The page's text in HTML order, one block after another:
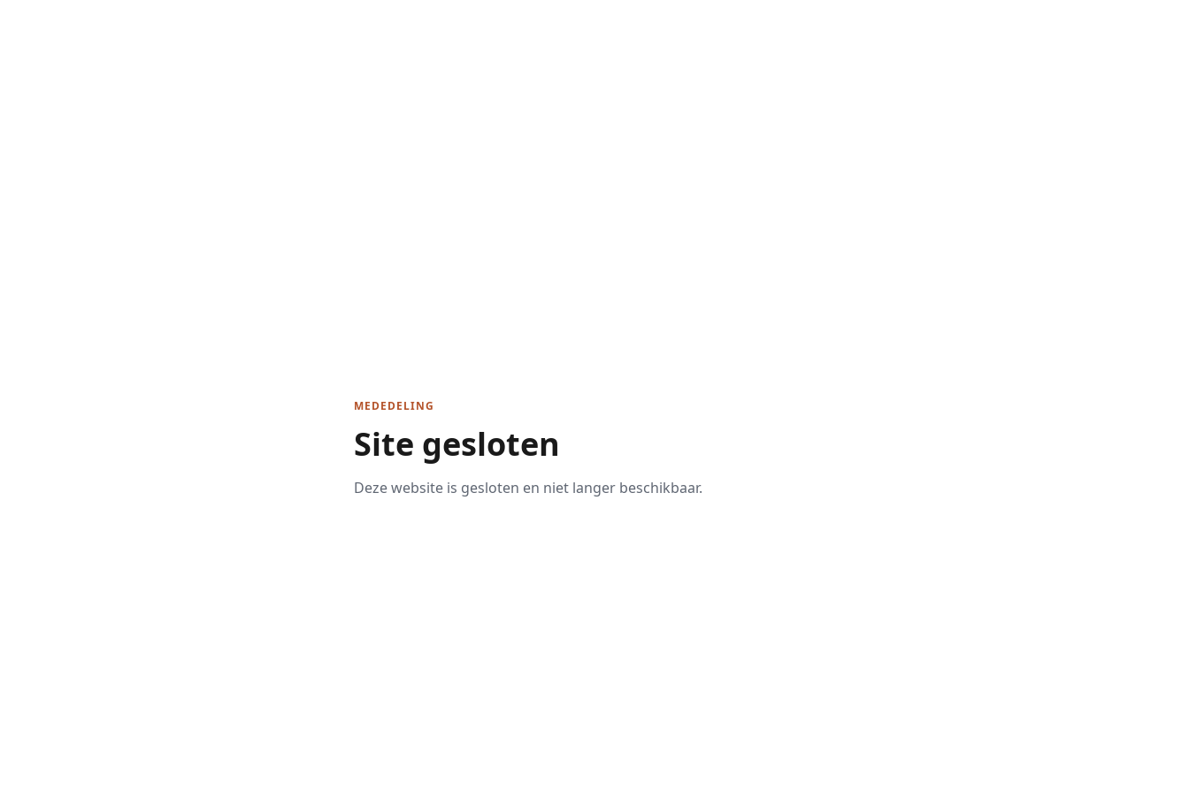
MEDEDELING
Site gesloten
Deze website is gesloten en niet langer beschikbaar.